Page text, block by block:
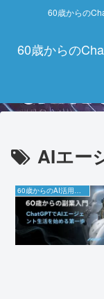
60歳からの
60歳からの
AIエー